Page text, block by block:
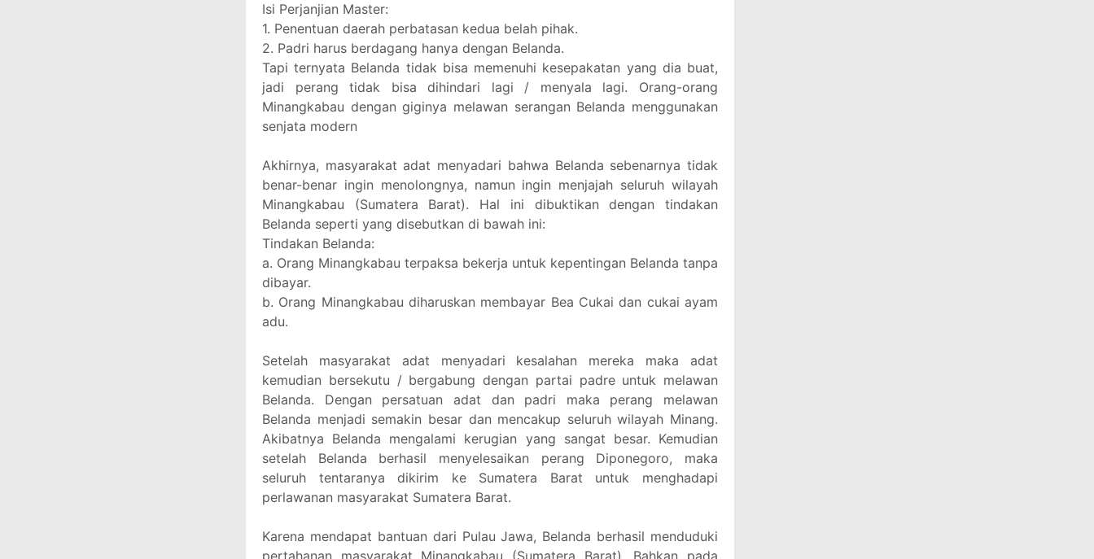
Isi Perjanjian Master:
1. Penentuan daerah perbatasan kedua belah pihak.
2. Padri harus berdagang hanya dengan Belanda.
Tapi ternyata Belanda tidak bisa memenuhi kesepakatan yang dia buat,
jadi perang tidak bisa dihindari lagi / menyala lagi. Orang-orang
Minangkabau dengan giginya melawan serangan Belanda menggunakan
senjata modern
Akhirnya, masyarakat adat menyadari bahwa Belanda sebenarnya tidak
benar-benar ingin menolongnya, namun ingin menjajah seluruh wilayah
Minangkabau (Sumatera Barat). Hal ini dibuktikan dengan tindakan
Belanda seperti yang disebutkan di bawah ini:
Tindakan Belanda:
a. Orang Minangkabau terpaksa bekerja untuk kepentingan Belanda tanpa
dibayar.
b. Orang Minangkabau diharuskan membayar Bea Cukai dan cukai ayam
adu.
Setelah masyarakat adat menyadari kesalahan mereka maka adat
kemudian bersekutu / bergabung dengan partai padre untuk melawan
Belanda. Dengan persatuan adat dan padri maka perang melawan
Belanda menjadi semakin besar dan mencakup seluruh wilayah Minang.
Akibatnya Belanda mengalami kerugian yang sangat besar. Kemudian
setelah Belanda berhasil menyelesaikan perang Diponegoro, maka
seluruh tentaranya dikirim ke Sumatera Barat untuk menghadapi
perlawanan masyarakat Sumatera Barat.
Karena mendapat bantuan dari Pulau Jawa, Belanda berhasil menduduki
pertahanan masyarakat Minangkabau (Sumatera Barat). Bahkan pada